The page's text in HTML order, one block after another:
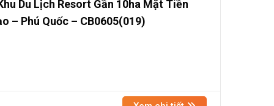
Du Lịch Resort Gần 10ha Mặt Tiền
– Phú Quốc – CB0605(019)